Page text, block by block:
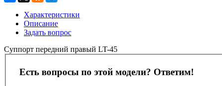
Характеристики
Описание
Задать вопрос
Суппорт передний правый LT-45
Есть вопросы по этой модели? Ответим!